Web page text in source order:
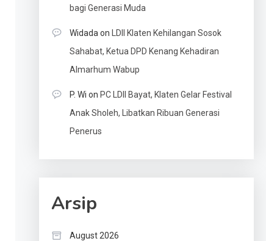
bagi Generasi Muda
Widada on
LDII Klaten Kehilangan Sosok
Sahabat, Ketua DPD Kenang Kehadiran
Almarhum Wabup
P. Wi on PC LDII Bayat, Klaten Gelar Festival
Anak Sholeh, Libatkan Ribuan Generasi
Penerus
Arsip
August 2026